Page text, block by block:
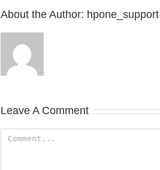
About the Author: hpone_support
Leave A Comment